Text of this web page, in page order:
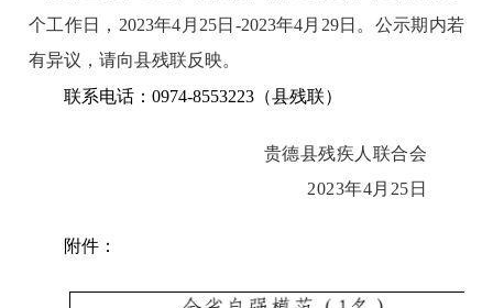
个工作日， 2023年4 月 25日 -2023年4月 29日。公示期内若
有异议，请向县残联反映。
联系电话：0974-8553223 （县残联）
贵德县残疾人联合会
2023年4月 25 日
附件：